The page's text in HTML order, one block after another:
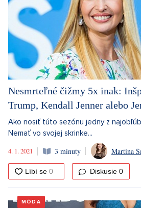
Nesmrteľné čižmy 5x inak:
Trump, Kendall Jenner alebo
Ako nosiť túto sezónu jedny z
Nemať vo svojej skrinke...
4. 1. 2021
3 minuty Martina
Diskusie 0
MÓDA